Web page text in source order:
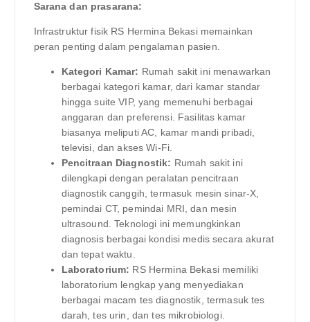
Sarana dan prasarana:
Infrastruktur fisik RS Hermina Bekasi memainkan
peran penting dalam pengalaman pasien.
Kategori Kamar: Rumah sakit ini menawarkan
berbagai kategori kamar, dari kamar standar
hingga suite VIP, yang memenuhi berbagai
anggaran dan preferensi. Fasilitas kamar
biasanya meliputi AC, kamar mandi pribadi,
televisi, dan akses Wi-Fi.
Pencitraan Diagnostik: Rumah sakit ini
dilengkapi dengan peralatan pencitraan
diagnostik canggih, termasuk mesin sinar-X,
pemindai CT, pemindai MRI, dan mesin
ultrasound. Teknologi ini memungkinkan
diagnosis berbagai kondisi medis secara akurat
dan tepat waktu.
Laboratorium: RS Hermina Bekasi memiliki
laboratorium lengkap yang menyediakan
berbagai macam tes diagnostik, termasuk tes
darah, tes urin, dan tes mikrobiologi.